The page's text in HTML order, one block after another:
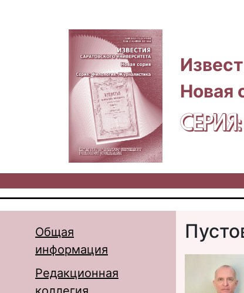
Новая
Общая
информация
Редакционная